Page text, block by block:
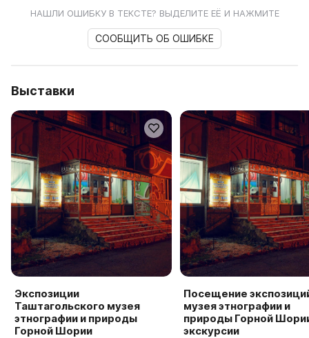
НАШЛИ ОШИБКУ В ТЕКСТЕ? ВЫДЕЛИТЕ ЕЁ И НАЖМИТЕ
СООБЩИТЬ ОБ ОШИБКЕ
Выставки
Экспозиции
Таштагольского музея
этнографии и природы
Горной Шории
Посещение
музея этнографии и
природы Горной
экскурсии